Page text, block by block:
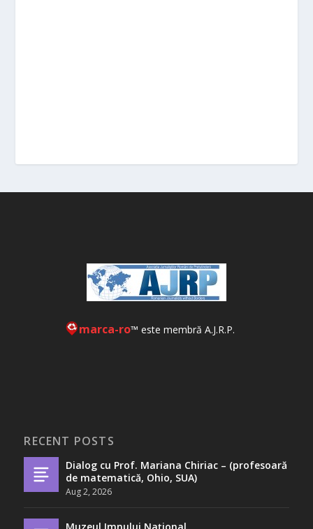
marca-ro™ este membră A.J.R.P.
RECENT POSTS
Dialog cu Prof. Mariana Chiriac – (profesoară
de matematică, Ohio, SUA)
Aug 2, 2026